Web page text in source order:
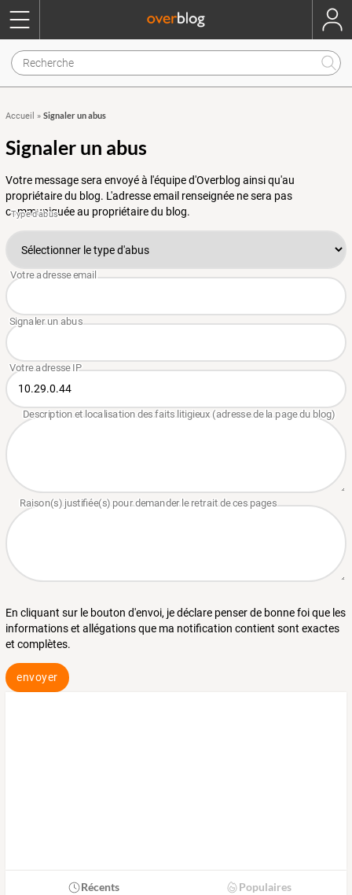
Accueil » Signaler un abus
Signaler un abus
Votre message sera envoyé à l'équipe d'Overblog ainsi qu'au
propriétaire du blog. L'adresse email renseignée ne sera pas
communiquée au propriétaire du blog.
En cliquant sur le bouton d'envoi, je déclare penser de bonne foi que les
informations et allégations que ma notification contient sont exactes
et complètes.
envoyer
Récents Populaires